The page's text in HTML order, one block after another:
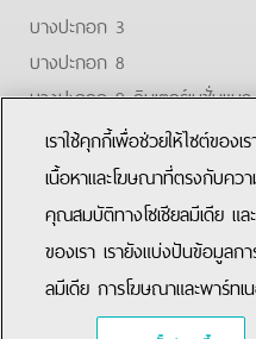
บางปะกอก 3
บางปะกอก 8
บางปะกอก 9 อินเตอร์เนชั่นแนล
ปิยะเวท
บางปะกอก-รังสิต 2
FacebookYoutubeLine
เราใช้คุกกี้เพื่อช่วยให้ไซต์ขอ
เนื้อหาและโฆษณาที่ตรงกับคว
คุณสมบัติทางโซเชียลมีเดีย แล
ของเรา เรายังแบ่งปันข้อมูลก
ลมีเดีย การโฆษณาและพาร์ทเ